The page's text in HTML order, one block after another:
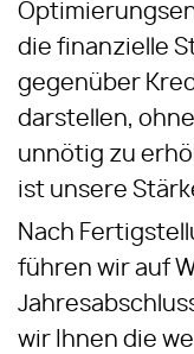
die finanzielle
gegenüber
darstellen,
unnötig zu
ist unsere
Nach
führen wir auf
wir Ihnen die